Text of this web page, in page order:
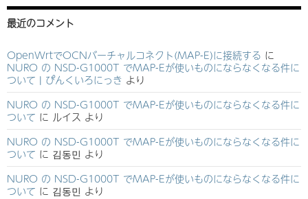
最近のコメント
OpenWrtでOCNバーチャルコネクト(MAP-E)に接続する に
NURO の NSD-G1000T でMAP-Eが使いものにならなくなる件に
ついて | ぴんくいろにっき より
NURO の NSD-G1000T でMAP-Eが使いものにならなくなる件に
ついて に ルイス より
NURO の NSD-G1000T でMAP-Eが使いものにならなくなる件に
ついて に 김동민 より
NURO の NSD-G1000T でMAP-Eが使いものにならなくなる件に
ついて に 김동민 より